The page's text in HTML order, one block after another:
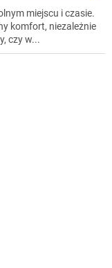
miejscu i czasie.
komfort, niezależnie
czy w...